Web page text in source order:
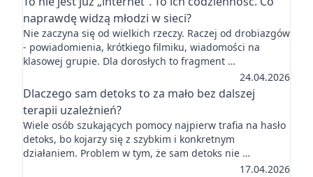
naprawdę widzą młodzi w sieci?
Nie zaczyna się od wielkich rzeczy. Raczej od drobiazgów
- powiadomienia, krótkiego filmiku, wiadomości na
klasowej grupie. Dla dorosłych to fragment …
24.04.2026
Dlaczego sam detoks to za mało bez dalszej
terapii uzależnień?
Wiele osób szukających pomocy najpierw trafia na hasło
detoks, bo kojarzy się z szybkim i konkretnym
działaniem. Problem w tym, że sam detoks nie …
17.04.2026